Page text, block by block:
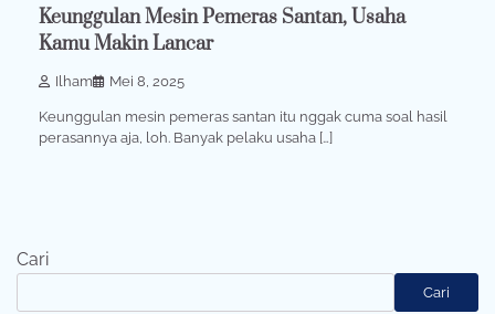
Keunggulan Mesin Pemeras Santan, Usaha
Kamu Makin Lancar
Ilham Mei 8, 2025
Keunggulan mesin pemeras santan itu nggak cuma soal hasil
perasannya aja, loh. Banyak pelaku usaha […]
Cari
Cari